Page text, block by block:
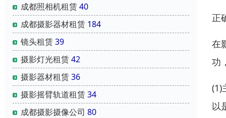
成都照相机租赁40
成都摄影器材租赁 184
镜头租赁39
摄影灯光租赁42
摄影器材租赁36
摄影摇臂轨道租赁34
成都摄影摄像公司 80
正
在
功
(1)
以